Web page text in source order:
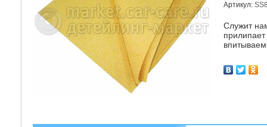
Артикул:
Служит
прилипает